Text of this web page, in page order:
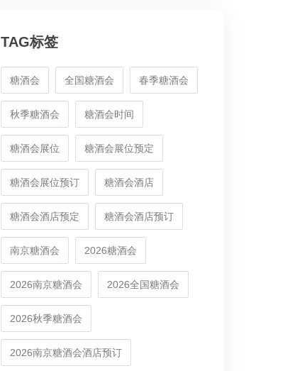
TAG标签
糖酒会 全国糖酒会 春季糖酒会
秋季糖酒会 糖酒会时间
糖酒会展位 糖酒会展位预定
糖酒会展位预订 糖酒会酒店
糖酒会酒店预定 糖酒会酒店预订
南京糖酒会 2026糖酒会
2026南京糖酒会 2026全国糖酒会
2026秋季糖酒会
2026南京糖酒会酒店预订